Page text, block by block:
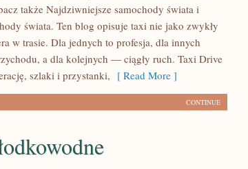
także Najdziwniejsze samochody świata i
świata. Ten blog opisuje taxi nie jako zwykły
w trasie. Dla jednych to profesja, dla innych
a dla kolejnych — ciągły ruch. Taxi Drive
szlaki i przystanki, [ Read More ]
CONTINUE